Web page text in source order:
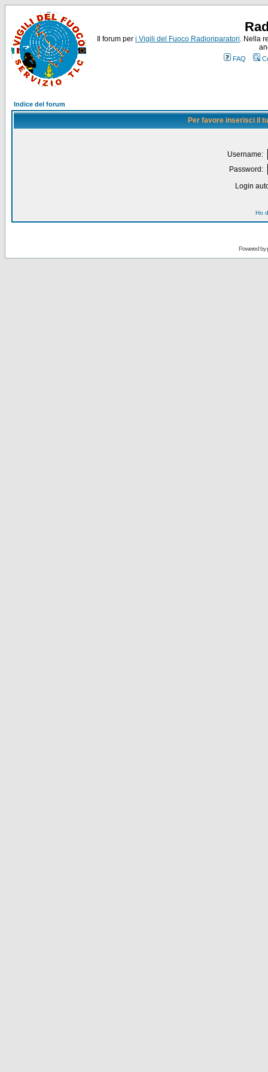
Il forum per i Vigili del Fuoco Radioriparatori. Nella
FAQ
Indice del forum
Per favore inserisci il
Username:
Password:
Login
Ho
Powered by